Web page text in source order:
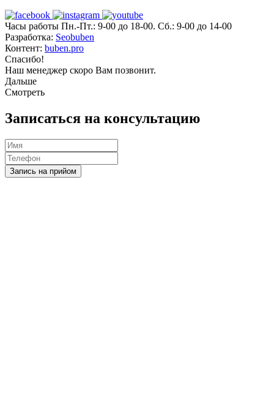
Часы работы Пн.-Пт.: 9-00 до 18-00. Сб.: 9-00 до 14-00
Разработка: Seobuben
Контент: buben.pro
Спасибо!
Наш менеджер скоро Вам позвонит.
Дальше
Смотреть
Записаться на консультацию
Запись на прийом